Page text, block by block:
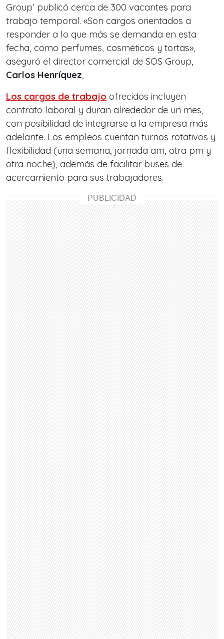
Group’ publicó cerca de 300 vacantes para
trabajo temporal. «Son cargos orientados a
responder a lo que más se demanda en esta
fecha, como perfumes, cosméticos y tortas»,
aseguró el director comercial de SOS Group,
Carlos Henríquez,
Los cargos de trabajo ofrecidos incluyen
contrato laboral y duran alrededor de un mes,
con posibilidad de integrarse a la empresa más
adelante. Los empleos cuentan turnos rotativos y
flexibilidad (una semana, jornada am, otra pm y
otra noche), además de facilitar buses de
acercamiento para sus trabajadores.